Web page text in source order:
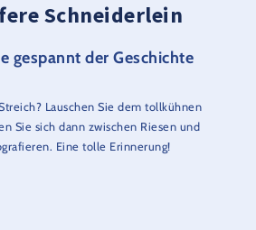
Schneiderlein
gespannt der Geschichte
Lauschen Sie dem tollkühnen
Sie sich dann zwischen Riesen und
Eine tolle Erinnerung!